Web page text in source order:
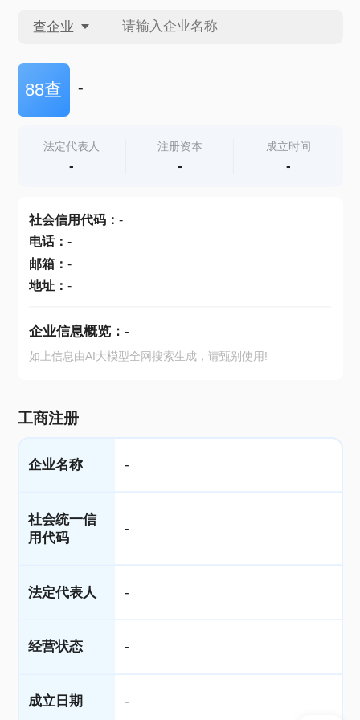
查企业
查企业
查产地
88查 -
法定代表人
-
注册资本
-
成立时间
-
社会信用代码： -
电话： -
邮箱： -
地址： -
企业信息概览： -
如上信息由AI大模型全网搜索生成，请甄别使用!
工商注册
企业名称 -
社会统一信
用代码
-
法定代表人 -
经营状态 -
成立日期 -